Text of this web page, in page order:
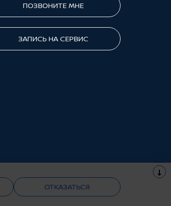
ПОЗВОНИТЕ МНЕ
ЗАПИСЬ НА СЕРВИС
ОТКАЗАТЬСЯ